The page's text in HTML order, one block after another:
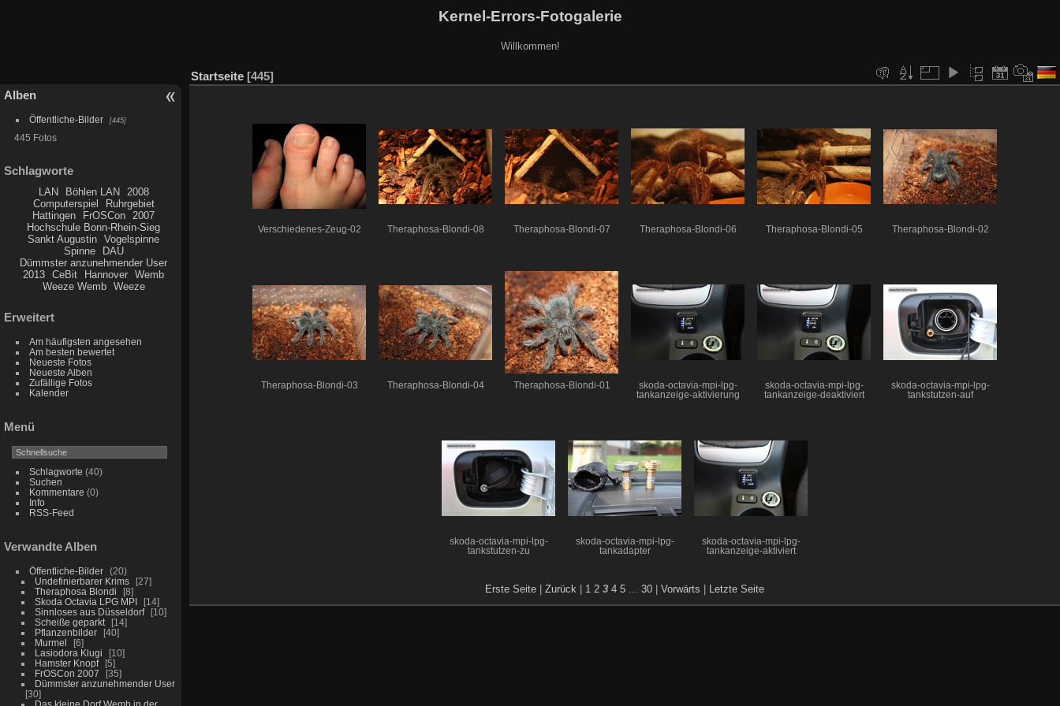
Kernel-Errors-Fotogalerie
Willkommen!
Alben
Öffentliche-Bilder 445
445 Fotos
Schlagworte
LAN Böhlen LAN
2008
Computerspiel
Ruhrgebiet
Hattingen
FrOSCon
2007
Hochschule Bonn-Rhein-Sieg
Sankt Augustin
Vogelspinne
Spinne
DAU
Dümmster anzunehmender User
2013
CeBit Hannover
Wemb
Weeze Wemb
Weeze
Erweitert
Am häufigsten angesehen
Am besten bewertet
Neueste Fotos
Neueste Alben
Zufällige Fotos
Kalender
Menü
Schlagworte (40)
Suchen
Kommentare (0)
Info
RSS-Feed
Verwandte Alben
Öffentliche-Bilder
20
Undefinierbarer Krims
27
Theraphosa Blondi
8
Skoda Octavia LPG MPI
14
Sinnloses aus Düsseldorf
10
Scheiße geparkt
14
Pflanzenbilder
40
Murmel
6
Lasiodora Klugi
10
Hamster Knopf
5
FrOSCon 2007
35
Dümmster anzunehmender User
30
Das kleine Dorf Wemb in der
Startseite 445
Verschiedenes-Zeug-02 Theraphosa-Blondi-08 Theraphosa-Blondi-07 Theraphosa-Blondi-06 Theraphosa-Blondi-05 Theraphosa-Blondi-02
Theraphosa-Blondi-03 Theraphosa-Blondi-04 Theraphosa-Blondi-01
skoda-octavia-mpi-lpg-
tankanzeige-aktivierung
skoda-octavia-mpi-lpg-
tankanzeige-deaktiviert
skoda-octavia-mpi-lpg-
tankstutzen-auf
skoda-octavia-mpi-lpg-
tankstutzen-zu
skoda-octavia-mpi-lpg-
tankadapter
skoda-octavia-mpi-lpg-
tankanzeige-aktiviert
Erste Seite Zurück 1 2 3 4 5 30 Vorwärts Letzte Seite